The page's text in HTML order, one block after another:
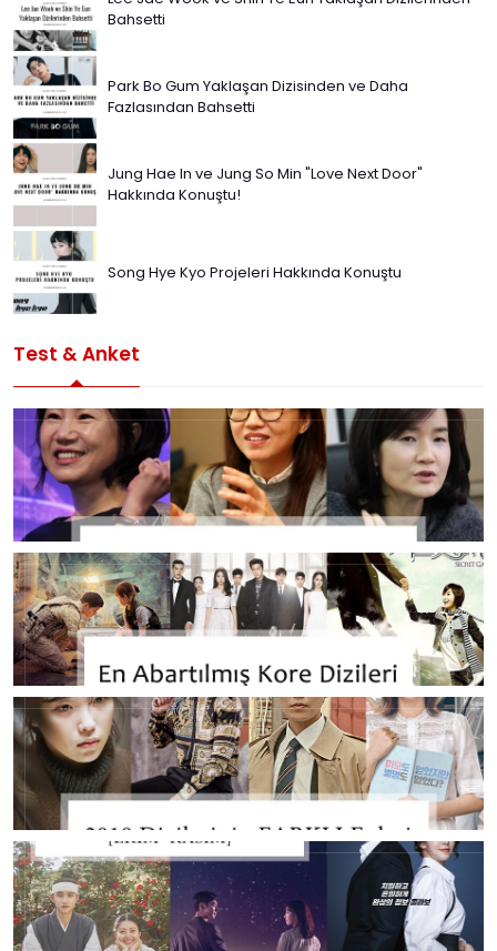
Bahsetti
Park Bo Gum Yaklaşan Dizisinden ve Daha
Fazlasından Bahsetti
Jung Hae In ve Jung So Min "Love Next Door"
Hakkında Konuştu!
Song Hye Kyo Projeleri Hakkında Konuştu
Test & Anket